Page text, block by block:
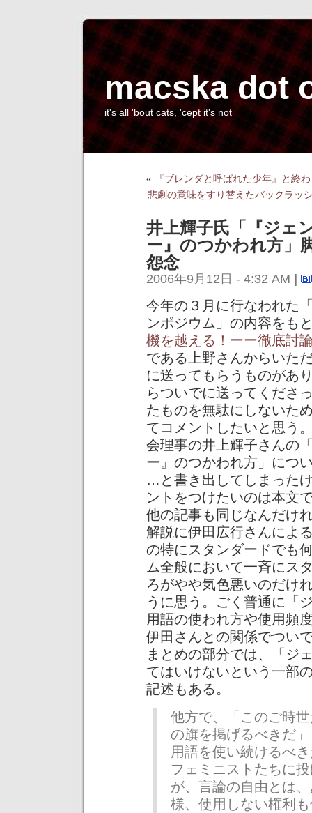
macska dot
it's all 'bout cats, 'cept it's not
«
『ブレンダと呼ばれた少年』と終
悲劇の意味をすり替えたバックラッ
井上輝子氏「『ジェ
ー』のつかわれ方」
怨念
2006年9月12日 - 4:32 AM
今年の３月に行なわれた
ンポジウム」の内容をも
機を越える！ーー徹底討
である上野さんからいた
に送ってもらうものがあ
らついでに送ってくださ
たものを無駄にしないた
てコメントしたいと思う
会理事の井上輝子さんの
ー』のつかわれ方」につ
…と書き出してしまった
ントをつけたいのは本文
他の記事も同じなんだけ
解説に伊田広行さんによ
の特にスタンダードでも
ム全般において一斉にス
ろがやや気色悪いのだけ
うに思う。ごく普通に「
用語の使われ方や使用頻
伊田さんとの関係でつい
まとめの部分では、「ジ
てはいけないという一部
記述もある。
他方で、「このご時
の旗を掲げるべきだ
用語を使い続けるべ
フェミニストたちに
が、言論の自由とは
様、使用しない権利